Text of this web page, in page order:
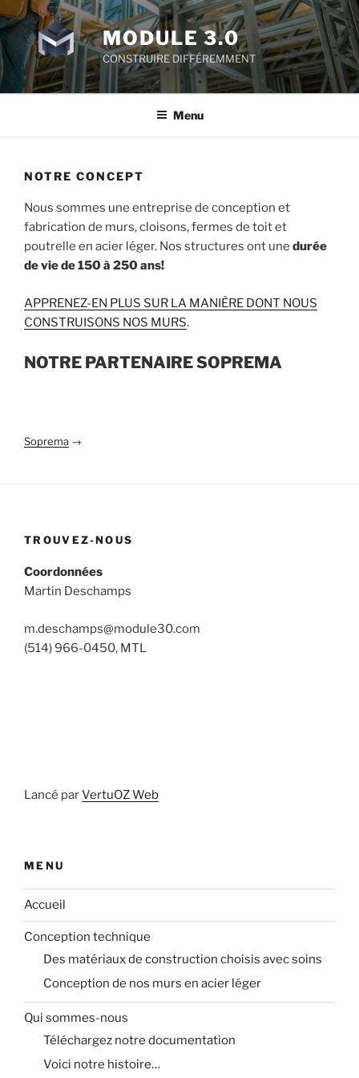
Skip
to
content
MODULE 3.0
CONSTRUIRE DIFFÉREMMENT
Menu
NOTRE CONCEPT
Nous sommes une entreprise de conception et
fabrication de murs, cloisons, fermes de toit et
poutrelle en acier léger. Nos structures ont une durée
de vie de 150 à 250 ans!
APPRENEZ-EN PLUS SUR LA MANIÈRE DONT NOUS
CONSTRUISONS NOS MURS.
NOTRE PARTENAIRE SOPREMA
Soprema →
TROUVEZ-NOUS
Coordonnées
Martin Deschamps
m.deschamps@module30.com
(514) 966-0450, MTL
Lancé parVertuOZ Web
MENU
Accueil
Conception technique
Des matériaux de construction choisis avec soins
Conception de nos murs en acier léger
Qui sommes-nous
Téléchargez notre documentation
Voici notre histoire…